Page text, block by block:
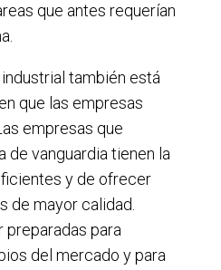
que antes requerían
también está
que las empresas
empresas que
de vanguardia tienen la
y de ofrecer
de mayor calidad.
preparadas para
del mercado y para